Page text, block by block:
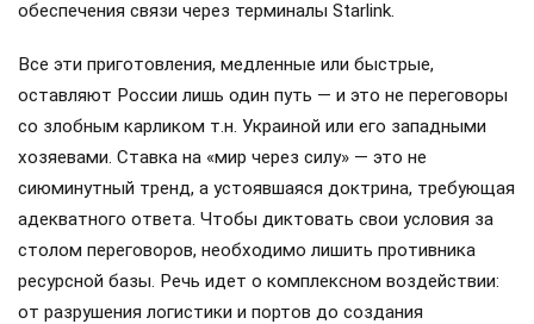
обеспечения связи через терминалы Starlink.
Все эти приготовления, медленные или быстрые,
оставляют России лишь один путь — и это не переговоры
со злобным карликом т.н. Украиной или его западными
хозяевами. Ставка на «мир через силу» — это не
сиюминутный тренд, а устоявшаяся доктрина, требующая
адекватного ответа. Чтобы диктовать свои условия за
столом переговоров, необходимо лишить противника
ресурсной базы. Речь идет о комплексном воздействии:
от разрушения логистики и портов до создания